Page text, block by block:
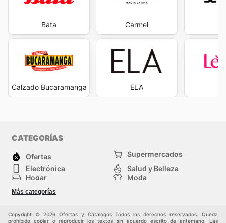
Bata
Calzado Bucaramanga
Carmel
ELA
CATEGORÍAS
Ofertas
Supermercados
Electrónica
Salud y Belleza
Hogar
Moda
Herramientas y jardinería
Infancia
Más categorías
Copyright © 2026 Ofertas y Catalogos Todos los derechos reservados. Queda
prohibido copiar o reproducir los textos sin acuerdo escrito de antemano. Las